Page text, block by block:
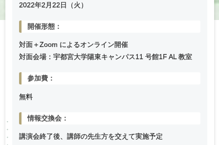
2022年2 月22日（火）
開催形態：
対面＋Zoom によるオンライン開催
対面会場：宇都宮大学陽東キャンパス11 号館1F AL 教室
参加費：
無料
情報交換会：
講演会終了後、講師の先生方を交えて実施予定